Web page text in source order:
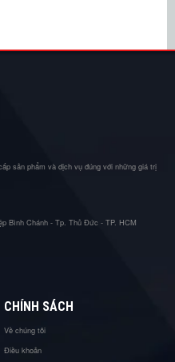
sản phẩm và dịch vụ đúng với những giá trị
Bình Chánh - Tp. Thủ Đức - TP. HCM
CHÍNH SÁCH
Về chúng tôi
Điều khoản